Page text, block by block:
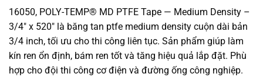
16050, POLY-TEMP® MD PTFE Tape — Medium Density –
3/4″ x 520″ là băng tan ptfe medium density cuộn dài bản
3/4 inch, tối ưu cho thi công liên tục. Sản phẩm giúp làm
kín ren ổn định, bám ren tốt và tăng hiệu quả lắp đặt. Phù
hợp cho đội thi công cơ điện và đường ống công nghiệp.